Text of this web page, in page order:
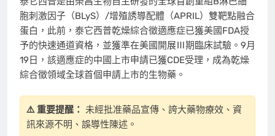
胞刺激因子（BLyS）/增殖誘導配體（APRIL）雙靶點融合
蛋白，此前，泰它西普乾燥綜合徵適應症已獲美國FDA授
予的快速通道資格，並獲準在美國開展Ⅲ期臨床試驗。9月
19日，該適應症的中國上市申請已獲CDE受理，成為乾燥
綜合徵領域全球首個申請上市的生物藥。
⚠️ 重要提醒： 未經批准藥品宣傳、誇大藥物療效、資
訊來源不明、誤導性陳述。